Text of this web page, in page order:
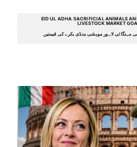
EID UL ADHA SACRIFICIAL ANIMALS
LIVESTOCK MARKET
مہنگائی لاہور مویشی منڈی بکرے کی قیمتیں